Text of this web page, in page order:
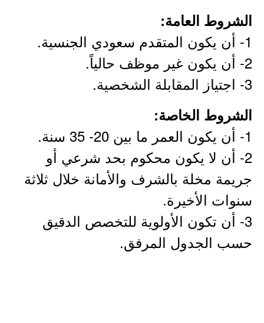
الشروط العامة:
1- أن يكون المتقدم سعودي الجنسية.
2- أن يكون غير موظف حالياً.
3- اجتياز المقابلة الشخصية.
الشروط الخاصة:
1- أن يكون العمر ما بين 20- 35 سنة.
2- أن لا يكون محكوم بحد شرعي أو
جريمة مخلة بالشرف والأمانة خلال ثلاثة
سنوات الأخيرة.
3- أن تكون الأولوية للتخصص الدقيق
حسب الجدول المرفق.